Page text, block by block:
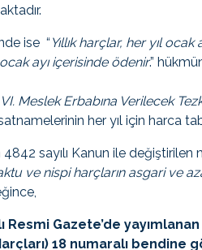
ise “ Yıllık harçlar, her yıl
ayı içerisinde ödenir.”
VI. Meslek Erbabına Verilecek
her yıl için harca
sayılı Kanun ile değiştirilen
ve nispi harçların asgari ve
Resmi Gazete’de
18 numaralı bendine